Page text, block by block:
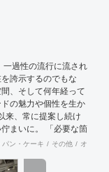
一過性の流行に流され
誇示するのでもな
、そして何年経って
の魅力や個性を生か
来、常に提案し続け
まいに。 「必要な箇
はさらにその思いを
の出店をバックアッ
パン・ケーキ その他 オフィス